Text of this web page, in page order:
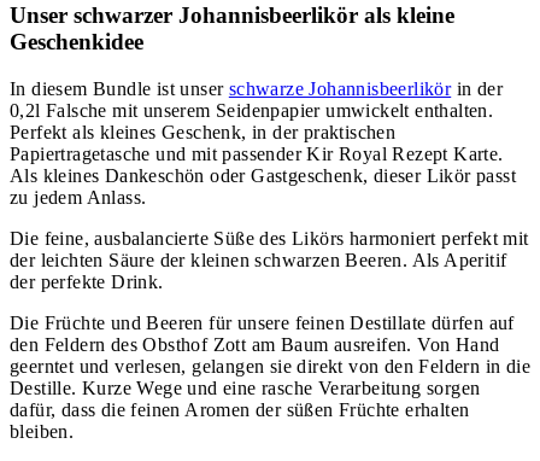
Unser schwarzer Johannisbeerlikör als kleine
Geschenkidee
In diesem Bundle ist unser schwarze Johannisbeerlikörin der
0,2l Falsche mit unserem Seidenpapier umwickelt enthalten.
Perfekt als kleines Geschenk, in der praktischen
Papiertragetasche und mit passender Kir Royal Rezept Karte.
Als kleines Dankeschön oder Gastgeschenk, dieser Likör passt
zu jedem Anlass.
Die feine, ausbalancierte Süße des Likörs harmoniert perfekt mit
der leichten Säure der kleinen schwarzen Beeren. Als Aperitif
der perfekte Drink.
Die Früchte und Beeren für unsere feinen Destillate dürfen auf
den Feldern des Obsthof Zott am Baum ausreifen. Von Hand
geerntet und verlesen, gelangen sie direkt von den Feldern in die
Destille. Kurze Wege und eine rasche Verarbeitung sorgen
dafür, dass die feinen Aromen der süßen Früchte erhalten
bleiben.